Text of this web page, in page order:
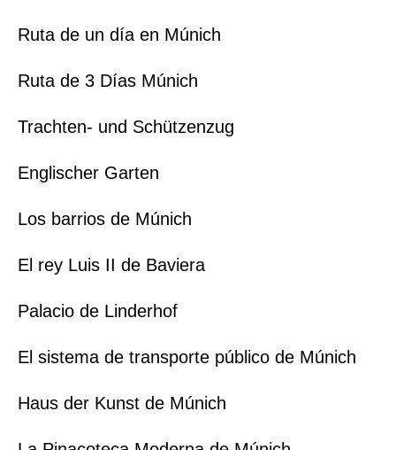
Ruta de un día en Múnich
Ruta de 3 Días Múnich
Trachten- und Schützenzug
Englischer Garten
Los barrios de Múnich
El rey Luis II de Baviera
Palacio de Linderhof
El sistema de transporte público de Múnich
Haus der Kunst de Múnich